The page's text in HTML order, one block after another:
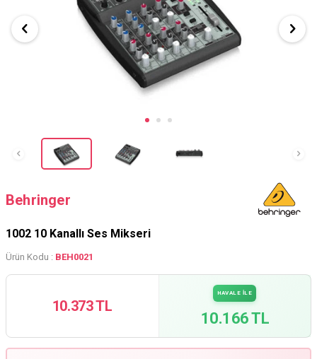
Behringer
1002 10 Kanallı Ses Mikseri
Ürün Kodu : BEH0021
10.373 TL
HAVALE İLE
10.166 TL